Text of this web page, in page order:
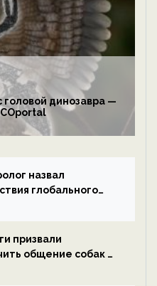
динозавра —
назвал
глобального
призвали
общение собак с